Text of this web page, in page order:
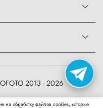
2013 - 2026
0
на обработку файлов cookies, которые